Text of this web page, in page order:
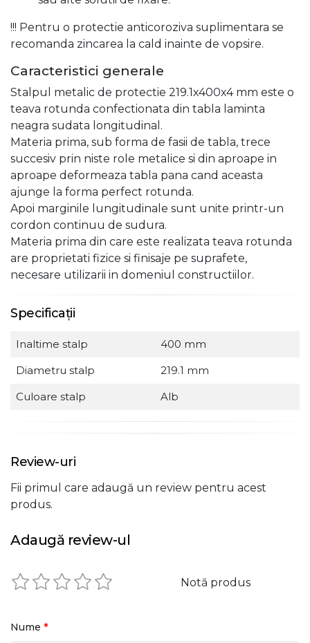
!!! Pentru o protectie anticoroziva suplimentara se
recomanda zincarea la cald inainte de vopsire.
Caracteristici generale
Stalpul metalic de protectie 219.1x400x4 mm este o
teava rotunda confectionata din tabla laminta
neagra sudata longitudinal.
Materia prima, sub forma de fasii de tabla, trece
succesiv prin niste role metalice si din aproape in
aproape deformeaza tabla pana cand aceasta
ajunge la forma perfect rotunda.
Apoi marginile lungitudinale sunt unite printr-un
cordon continuu de sudura.
Materia prima din care este realizata teava rotunda
are proprietati fizice si finisaje pe suprafete,
necesare utilizarii in domeniul constructiilor.
Specificații
Inaltime stalp
400 mm
Diametru stalp
219.1 mm
Culoare stalp
Alb
Review-uri
Fii primul care adaugă un review pentru acest
produs.
Adaugă review-ul
Notă produs
Nume *